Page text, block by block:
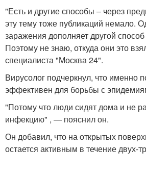
"Есть и другие способы – через
эту тему тоже публикаций немало.
заражения дополняет другой
Поэтому не знаю, откуда они это
специалиста "Москва 24".
Вирусолог подчеркнул, что именно
эффективен для борьбы с
"Потому что люди сидят дома и не
инфекцию" , — пояснил он.
Он добавил, что на открытых
остается активным в течение двух-